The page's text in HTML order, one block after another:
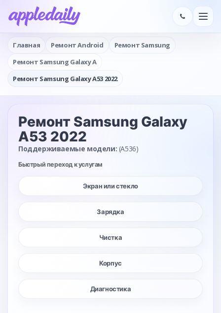
Главная Ремонт Android
Ремонт Samsung
Ремонт Samsung Galaxy A
Ремонт Samsung Galaxy A53 2022
Ремонт Samsung Galaxy
A53 2022
Поддерживаемые модели: (A536)
Быстрый переход к услугам
Экран или стекло
Зарядка
Чистка
Корпус
Диагностика